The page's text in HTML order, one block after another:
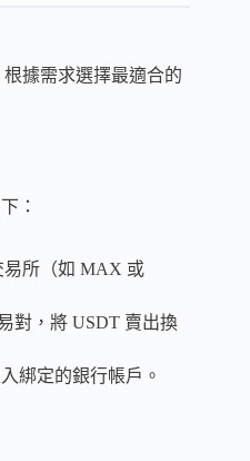
據需求選擇最適合的
：
易所（如 MAX 或
對，將 USDT 賣出換
綁定的銀行帳戶。